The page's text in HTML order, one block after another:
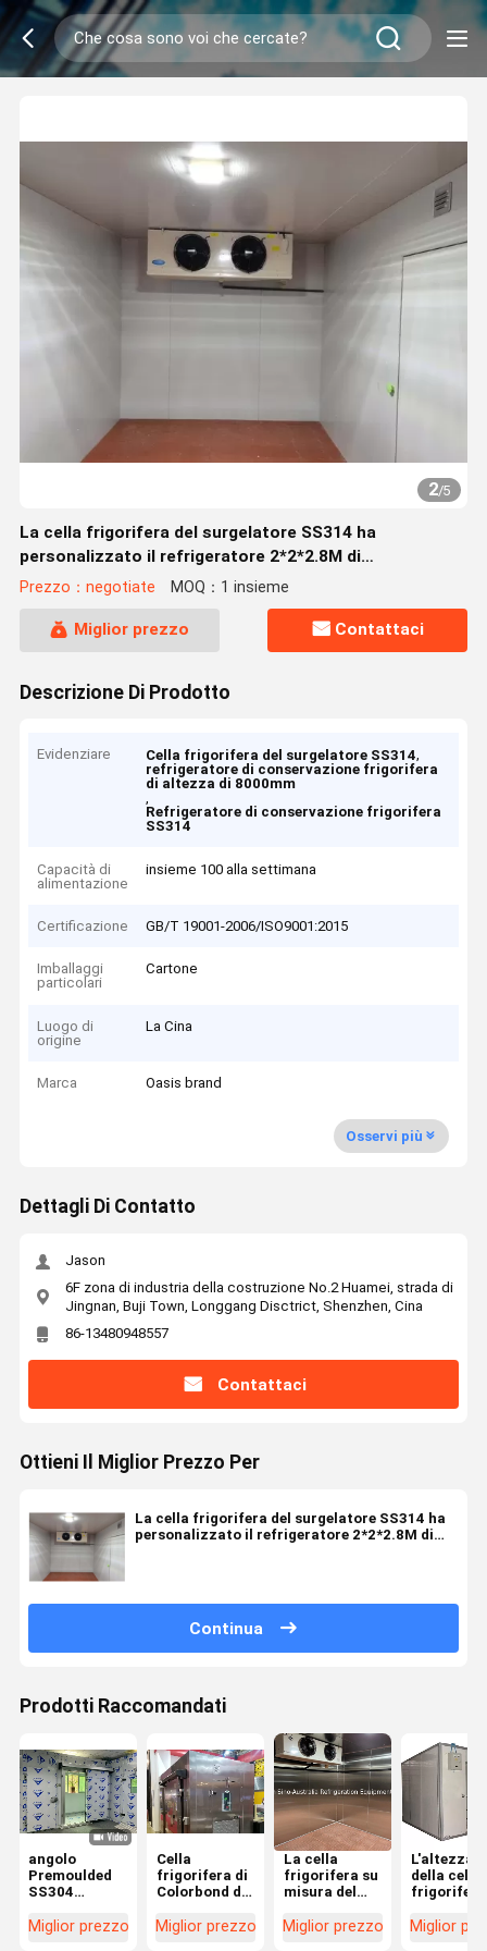
2/5
La cella frigorifera del surgelatore SS314 ha
personalizzato il refrigeratore 2*2*2.8M di
conservazione frigorifera
Prezzo：negotiate MOQ：1 insieme
Miglior prezzo Contattaci
Descrizione Di Prodotto
Evidenziare Cella frigorifera del surgelatore SS314,
refrigeratore di conservazione frigorifera
di altezza di 8000mm
,
Refrigeratore di conservazione frigorifera
SS314
Capacità di
alimentazione
insieme 100 alla settimana
Certificazione GB/T 19001-2006/ISO9001:2015
Imballaggi
particolari
Cartone
Luogo di
origine
La Cina
Marca Oasis brand
Osservi più
Dettagli Di Contatto
Jason
6F zona di industria della costruzione No.2 Huamei, strada di
Jingnan, Buji Town, Longgang Disctrict, Shenzhen, Cina
86-13480948557
Contattaci
Ottieni Il Miglior Prezzo Per
La cella frigorifera del surgelatore SS314 ha
personalizzato il refrigeratore 2*2*2.8M di
Continua
Prodotti Raccomandati
angolo
Premoulded
SS304
della cella del
Miglior prezzo
Cella
frigorifera di
Colorbond del
bianco di
Miglior prezzo
La cella
frigorifera su
misura del
della mensa
Miglior prezzo
L'altezza
della cella
frigorifera
Miglior